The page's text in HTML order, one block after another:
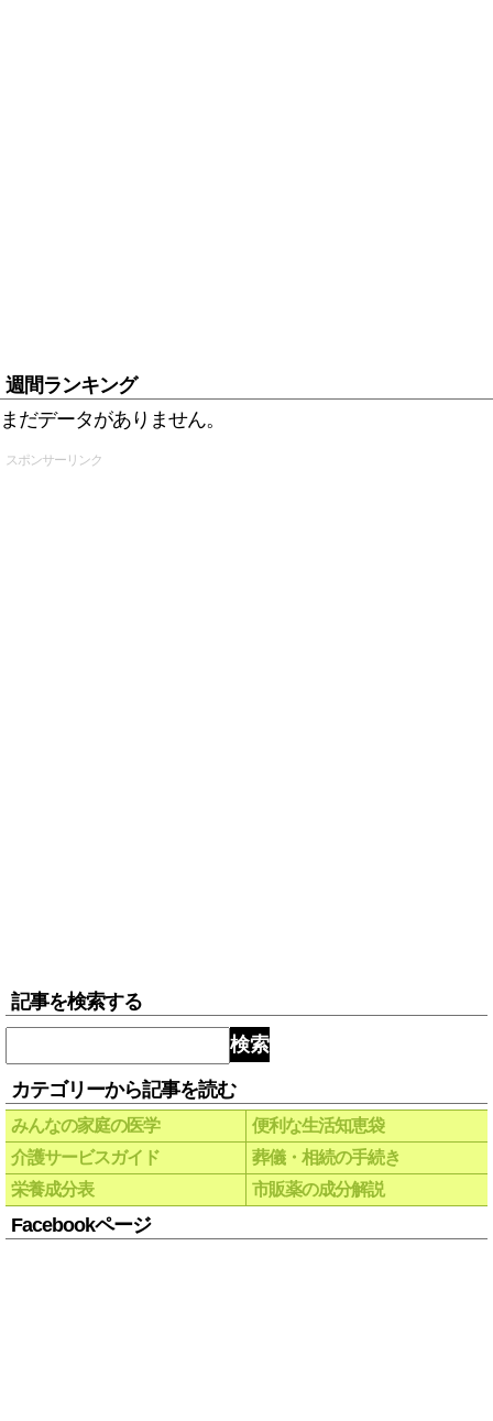
週間ランキング
まだデータがありません。
スポンサーリンク
記事を検索する
検索
カテゴリーから記事を読む
みんなの家庭の医学
便利な生活知恵袋
介護サービスガイド
葬儀・相続の手続き
栄養成分表
市販薬の成分解説
Facebookページ